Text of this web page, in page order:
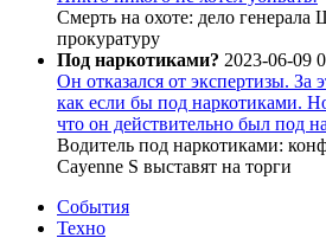
Смерть на охоте: дело генерала
прокуратуру
Под наркотиками? 2023-06-09
Он отказался от экспертизы. За
как если бы под наркотиками.
что он действительно был под
Водитель под наркотиками:
Cayenne S выставят на торги
События
Техно